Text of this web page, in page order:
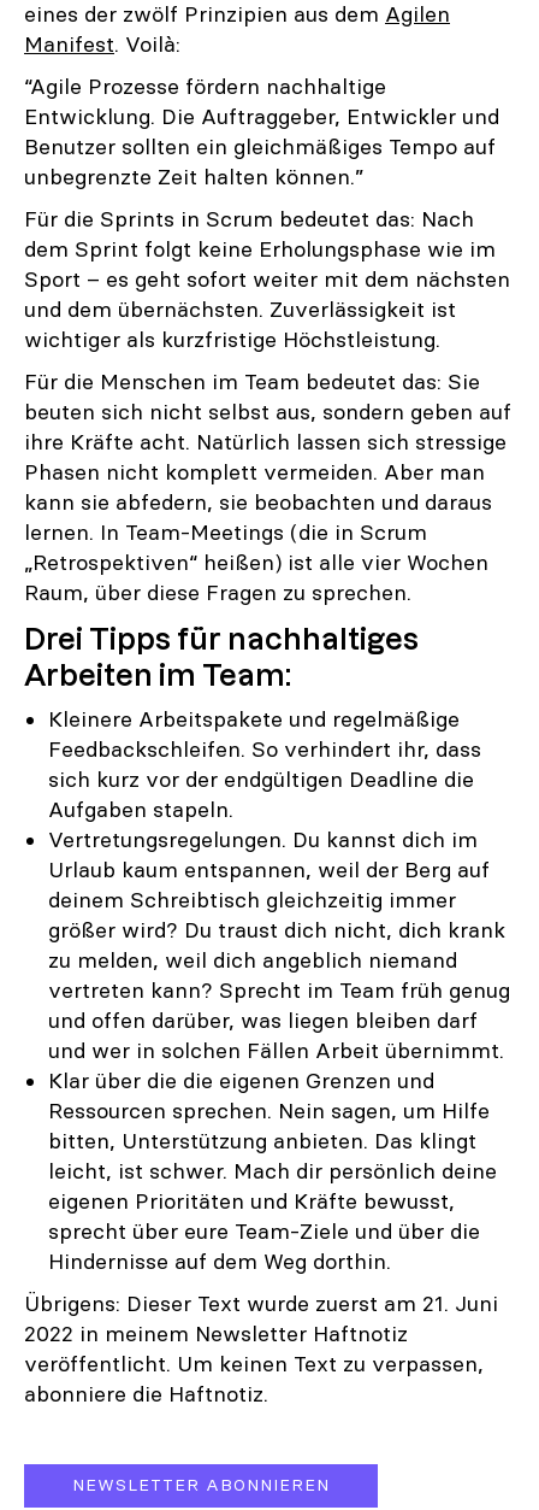
eines der zwölf Prinzipien aus dem Agilen
Manifest. Voilà:
“Agile Prozesse fördern nachhaltige
Entwicklung. Die Auftraggeber, Entwickler und
Benutzer sollten ein gleichmäßiges Tempo auf
unbegrenzte Zeit halten können.”
Für die Sprints in Scrum bedeutet das: Nach
dem Sprint folgt keine Erholungsphase wie im
Sport – es geht sofort weiter mit dem nächsten
und dem übernächsten. Zuverlässigkeit ist
wichtiger als kurzfristige Höchstleistung.
Für die Menschen im Team bedeutet das: Sie
beuten sich nicht selbst aus, sondern geben auf
ihre Kräfte acht. Natürlich lassen sich stressige
Phasen nicht komplett vermeiden. Aber man
kann sie abfedern, sie beobachten und daraus
lernen. In Team-Meetings (die in Scrum
„Retrospektiven“ heißen) ist alle vier Wochen
Raum, über diese Fragen zu sprechen.
Drei Tipps für nachhaltiges
Arbeiten im Team:
Kleinere Arbeitspakete und regelmäßige
Feedbackschleifen. So verhindert ihr, dass
sich kurz vor der endgültigen Deadline die
Aufgaben stapeln.
Vertretungsregelungen. Du kannst dich im
Urlaub kaum entspannen, weil der Berg auf
deinem Schreibtisch gleichzeitig immer
größer wird? Du traust dich nicht, dich krank
zu melden, weil dich angeblich niemand
vertreten kann? Sprecht im Team früh genug
und offen darüber, was liegen bleiben darf
und wer in solchen Fällen Arbeit übernimmt.
Klar über die die eigenen Grenzen und
Ressourcen sprechen. Nein sagen, um Hilfe
bitten, Unterstützung anbieten. Das klingt
leicht, ist schwer. Mach dir persönlich deine
eigenen Prioritäten und Kräfte bewusst,
sprecht über eure Team-Ziele und über die
Hindernisse auf dem Weg dorthin.
Übrigens: Dieser Text wurde zuerst am 21. Juni
2022 in meinem Newsletter Haftnotiz
veröffentlicht. Um keinen Text zu verpassen,
abonniere die Haftnotiz.
NEWSLETTER ABONNIEREN